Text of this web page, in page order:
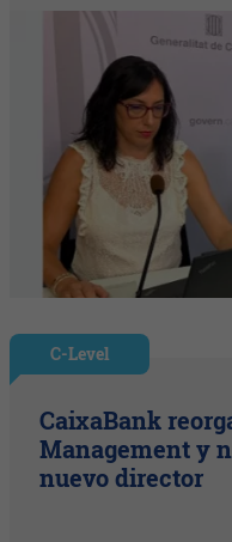
C-Level
CaixaBank
Management y
nuevo director